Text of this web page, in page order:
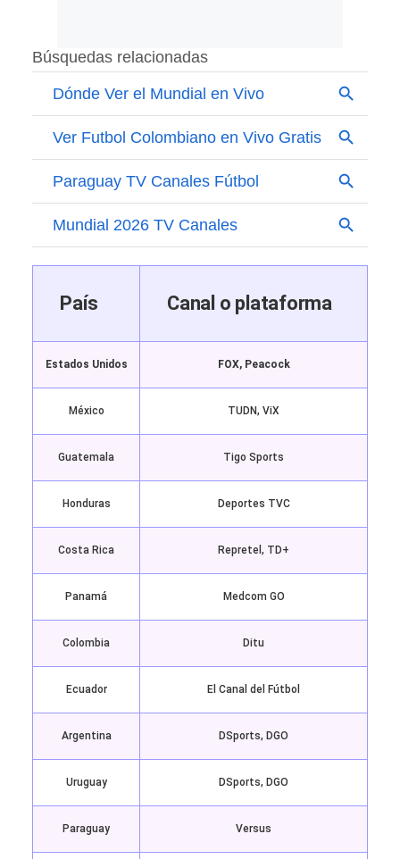
País Canal o plataforma
Estados Unidos FOX, Peacock
México TUDN, ViX
Guatemala Tigo Sports
Honduras Deportes TVC
Costa Rica Repretel, TD+
Panamá Medcom GO
Colombia Ditu
Ecuador El Canal del Fútbol
Argentina DSports, DGO
Uruguay DSports, DGO
Paraguay Versus